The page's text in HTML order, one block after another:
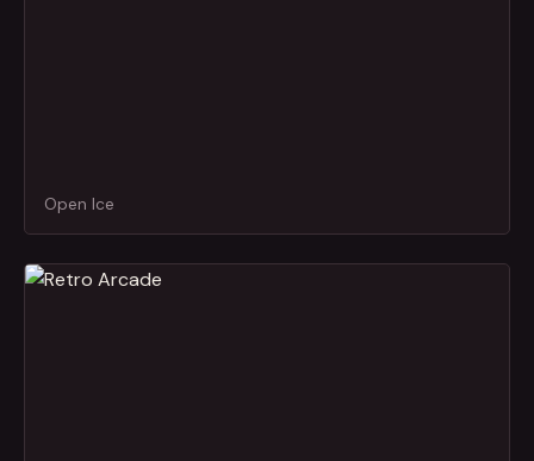
Open Ice